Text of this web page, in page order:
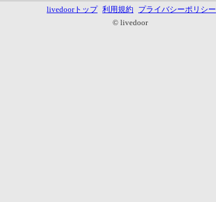
livedoorトップ 利用規約
プライバシーポリシー
© livedoor